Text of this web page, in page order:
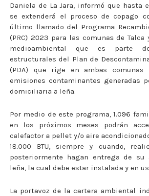
Daniela de La Jara, informó que hasta
se extenderá el proceso de copago
último llamado del Programa
(PRC) 2023 para las comunas de
medioambiental que es parte
estructurales del Plan de
(PDA) que rige en ambas comunas
emisiones contaminantes generadas
domiciliaria a leña.
Por medio de este programa, 1.096
en los próximos meses podrán
calefactor a pellet y/o aire
18.000 BTU, siempre y cuando,
posteriormente hagan entrega de
leña, la cual debe estar instalada y en
La portavoz de la cartera ambiental